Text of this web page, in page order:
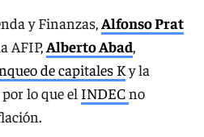
y Finanzas,Alfonso Prat
AFIP,Alberto Abad,
de capitales Ky la
lo que el INDECno